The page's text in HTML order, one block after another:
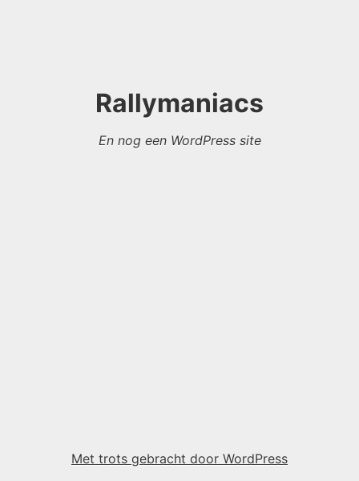
Rallymaniacs
En nog een WordPress site
Met trots gebracht door WordPress